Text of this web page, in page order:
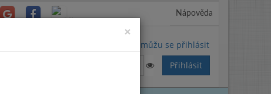
Nápověda
Nemůžu se přihlásit
×